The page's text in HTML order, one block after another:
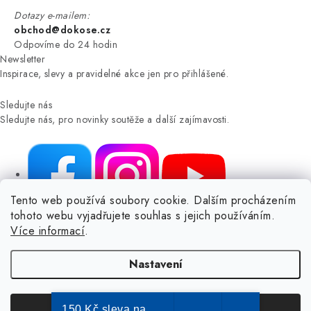
Tento web používá soubory cookie. Dalším procházením
tohoto webu vyjadřujete souhlas s jejich používáním.
Více informací.
Nastavení
Dotazy e-mailem:
obchod@dokose.cz
Odpovíme do 24 hodin
Newsletter
Inspirace, slevy a pravidelné akce jen pro přihlášené.
Sledujte nás
Sledujte nás, pro novinky soutěže a další zajímavosti.
NIKARO, s.r.o.
- Dokoše.cz, Veselka 48, 259 01 Olbramovice -
Votice, ČESKÁ REPUBLIKA
Podle zákona o evidenci tržeb je prodávající povinen vystavit
Zároveň je povinen zaevidovat přijatou tržbu u správce daně online; v
případě technického výpadku pak nejpozději do 48 hodin.